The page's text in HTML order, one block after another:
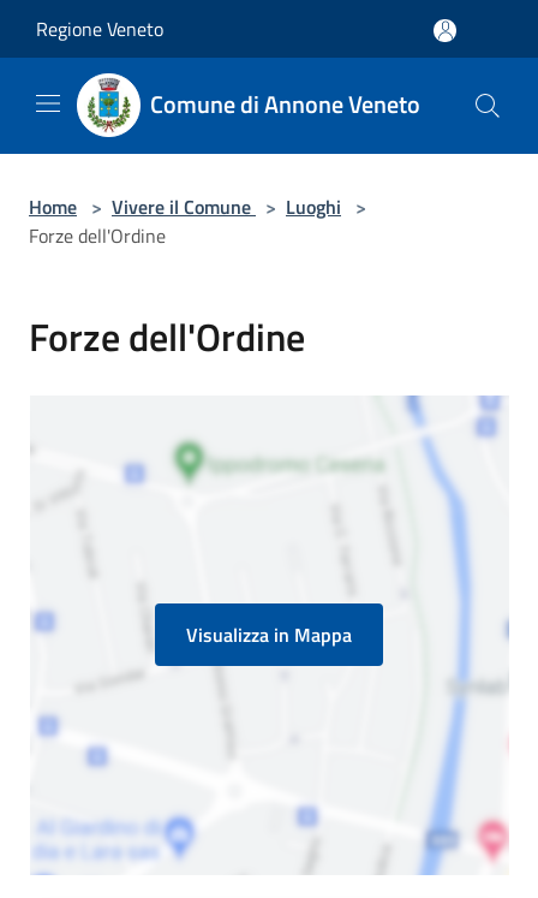
Regione Veneto
Comune di Annone Veneto
Home > Vivere il Comune > Luoghi >
Forze dell'Ordine
Forze dell'Ordine
Visualizza in Mappa